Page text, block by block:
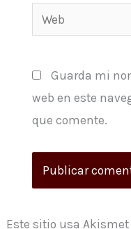
Web
Guarda mi
web en este
que comente.
Este sitio usa